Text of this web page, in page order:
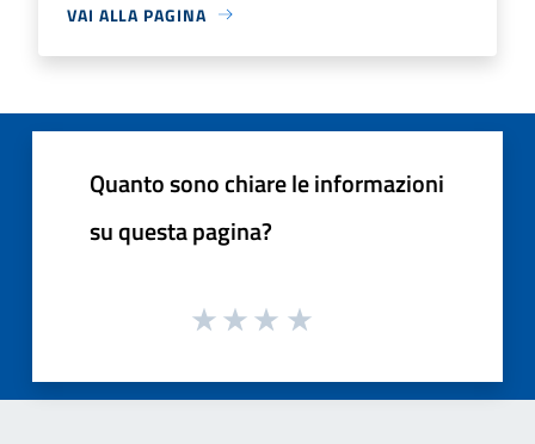
VAI ALLA PAGINA
Quanto sono chiare le informazioni
su questa pagina?